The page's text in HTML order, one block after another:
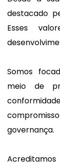
destacado
Esses
Somos
meio de
governança.